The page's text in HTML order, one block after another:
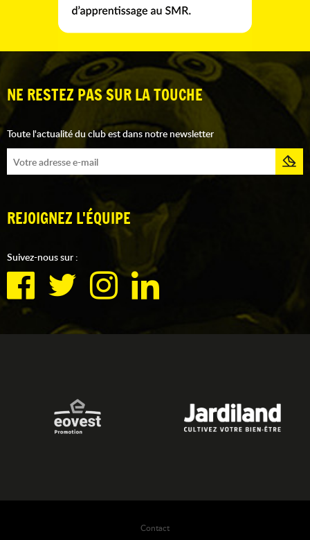
NE RESTEZ PAS SUR LA TOUCHE
Toute l'actualité du club est dans notre newsletter
REJOIGNEZ L'ÉQUIPE
Suivez-nous sur :
Contact